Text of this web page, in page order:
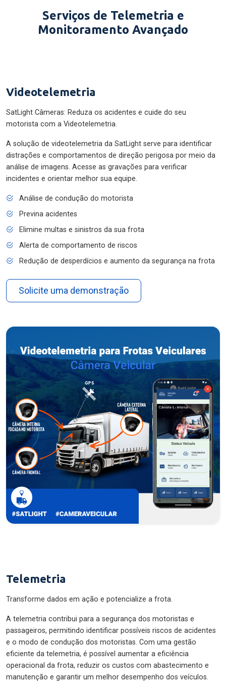
Serviços de Telemetria e
Monitoramento Avançado
Videotelemetria
SatLight Câmeras: Reduza os acidentes e cuide do seu
motorista com a Videotelemetria.
A solução de videotelemetria da SatLight serve para identificar
distrações e comportamentos de direção perigosa por meio da
análise de imagens. Acesse as gravações para verificar
incidentes e orientar melhor sua equipe.
Análise de condução do motorista
Previna acidentes
Elimine multas e sinistros da sua frota
Alerta de comportamento de riscos
Redução de desperdícios e aumento da segurança na frota
Solicite uma demonstração
Telemetria
Transforme dados em ação e potencialize a frota.
A telemetria contribui para a segurança dos motoristas e
passageiros, permitindo identificar possíveis riscos de acidentes
e o modo de condução dos motoristas. Com uma gestão
eficiente da telemetria, é possível aumentar a eficiência
operacional da frota, reduzir os custos com abastecimento e
manutenção e garantir um melhor desempenho dos veículos.